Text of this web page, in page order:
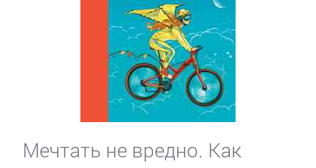
Мечтать не вредно. Как